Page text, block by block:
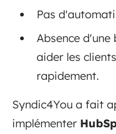
Pas
Absence d'une
aider les
rapidement.
Syndic4You a fait
implémenter